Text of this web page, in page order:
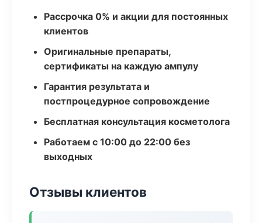
Рассрочка 0% и акции для постоянных
клиентов
Оригинальные препараты,
сертификаты на каждую ампулу
Гарантия результата и
постпроцедурное сопровождение
Бесплатная консультация косметолога
Работаем с 10:00 до 22:00 без
выходных
Отзывы клиентов